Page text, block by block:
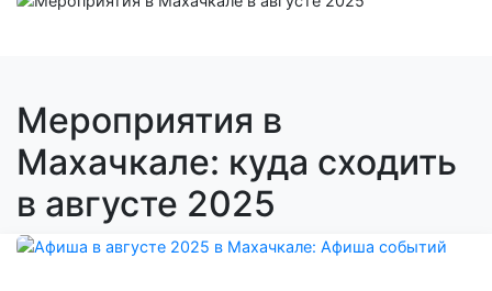
Мероприятия в
Махачкале: куда сходить
в августе 2025